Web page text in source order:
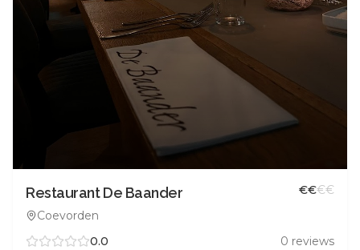
Restaurant De Baander
Coevorden
€€€€
0.0 0 reviews